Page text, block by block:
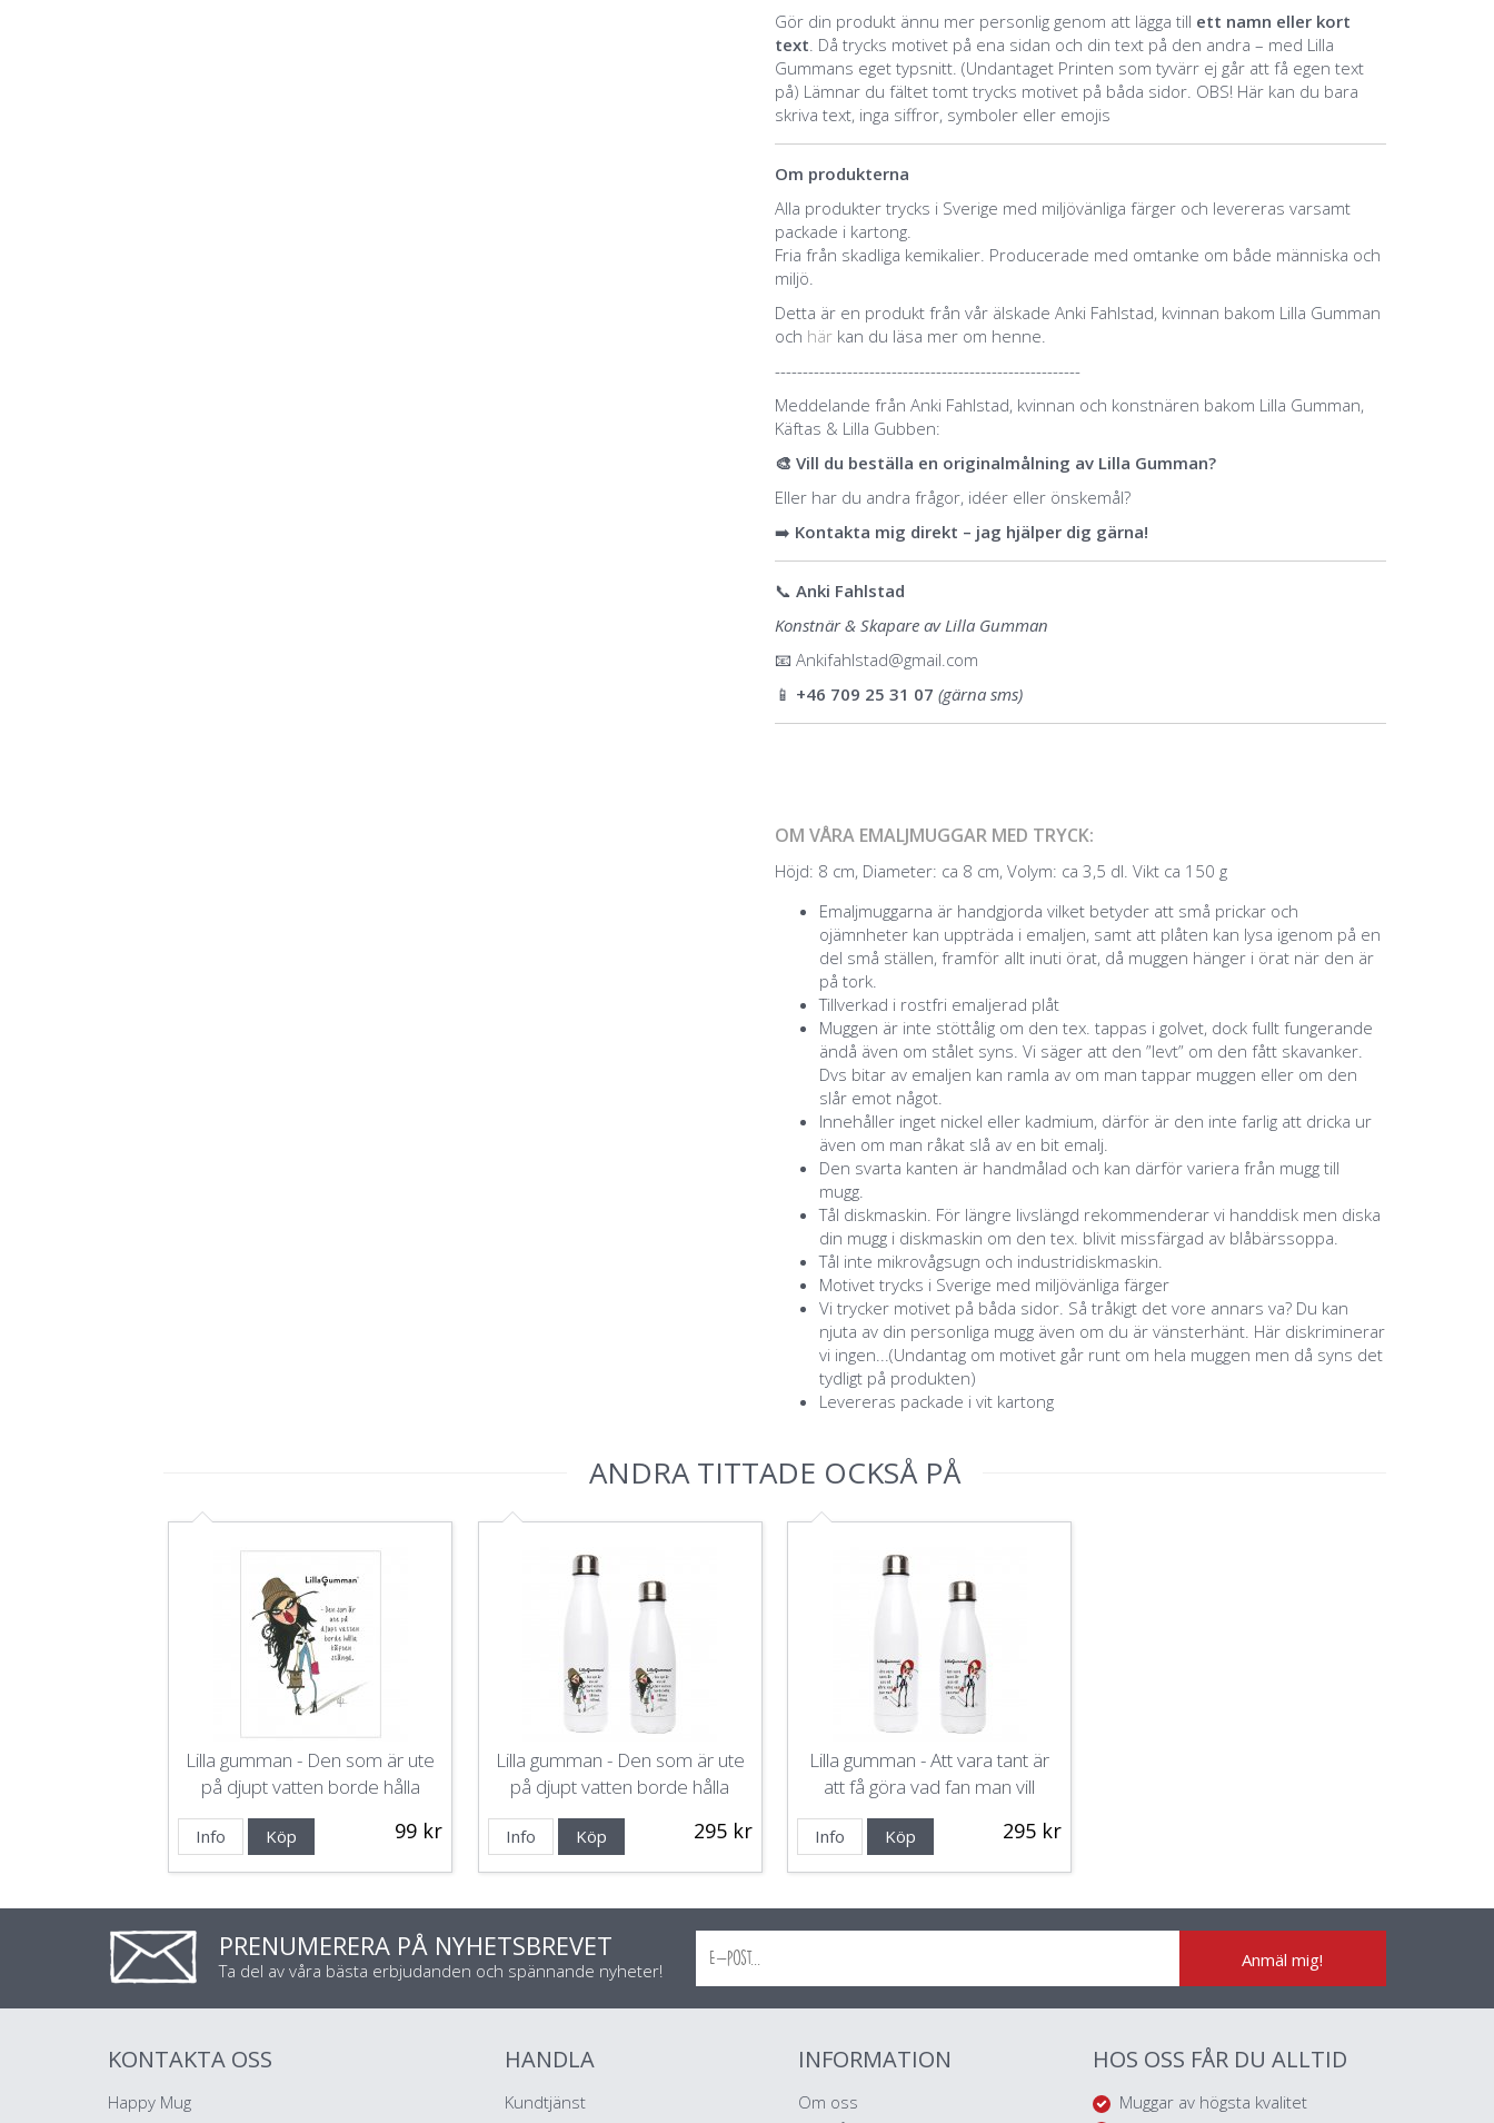
Gör din produkt ännu mer personlig genom att lägga till ett namn eller kort
text. Då trycks motivet på ena sidan och din text på den andra – med Lilla
Gummans eget typsnitt. (Undantaget Printen som tyvärr ej går att få egen text
på) Lämnar du fältet tomt trycks motivet på båda sidor. OBS! Här kan du bara
skriva text, inga siffror, symboler eller emojis
Om produkterna
Alla produkter trycks i Sverige med miljövänliga färger och levereras varsamt
packade i kartong.
Fria från skadliga kemikalier. Producerade med omtanke om både människa och
miljö.
Detta är en produkt från vår älskade Anki Fahlstad, kvinnan bakom Lilla Gumman
och här kan du läsa mer om henne.
-------------------------------------------------------
Meddelande från Anki Fahlstad, kvinnan och konstnären bakom Lilla Gumman,
Käftas & Lilla Gubben:
🎨 Vill du beställa en originalmålning av Lilla Gumman?
Eller har du andra frågor, idéer eller önskemål?
➡️ Kontakta mig direkt – jag hjälper dig gärna!
📞 Anki Fahlstad
Konstnär & Skapare av Lilla Gumman
📧 Ankifahlstad@gmail.com
📱 +46 709 25 31 07 (gärna sms)
OM VÅRA EMALJMUGGAR MED TRYCK:
Höjd: 8 cm, Diameter: ca 8 cm, Volym: ca 3,5 dl. Vikt ca 150 g
Emaljmuggarna är handgjorda vilket betyder att små prickar och
ojämnheter kan uppträda i emaljen, samt att plåten kan lysa igenom på en
del små ställen, framför allt inuti örat, då muggen hänger i örat när den är
på tork.
Tillverkad i rostfri emaljerad plåt
Muggen är inte stöttålig om den tex. tappas i golvet, dock fullt fungerande
ändå även om stålet syns. Vi säger att den ”levt” om den fått skavanker.
Dvs bitar av emaljen kan ramla av om man tappar muggen eller om den
slår emot något.
Innehåller inget nickel eller kadmium, därför är den inte farlig att dricka ur
även om man råkat slå av en bit emalj.
Den svarta kanten är handmålad och kan därför variera från mugg till
mugg.
Tål diskmaskin. För längre livslängd rekommenderar vi handdisk men diska
din mugg i diskmaskin om den tex. blivit missfärgad av blåbärssoppa.
Tål inte mikrovågsugn och industridiskmaskin.
Motivet trycks i Sverige med miljövänliga färger
Vi trycker motivet på båda sidor. Så tråkigt det vore annars va? Du kan
njuta av din personliga mugg även om du är vänsterhänt. Här diskriminerar
vi ingen...(Undantag om motivet går runt om hela muggen men då syns det
tydligt på produkten)
Levereras packade i vit kartong
ANDRA TITTADE OCKSÅ PÅ
Lilla gumman - Den som är ute
på djupt vatten borde hålla
käften stängd
99 kr
Info Köp
Lilla gumman - Den som är ute
på djupt vatten borde hålla
käften stängd
295 kr
Info Köp
Lilla gumman - Att vara tant är
att få göra vad fan man vill
295 kr
Info Köp
PRENUMERERA PÅ NYHETSBREVET
Ta del av våra bästa erbjudanden och spännande nyheter! Anmäl mig!
KONTAKTA OSS
Happy Mug
HANDLA
Kundtjänst
INFORMATION
Om oss
HOS OSS FÅR DU ALLTID
Muggar av högsta kvalitet